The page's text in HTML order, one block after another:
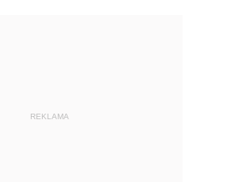
REKLAMA